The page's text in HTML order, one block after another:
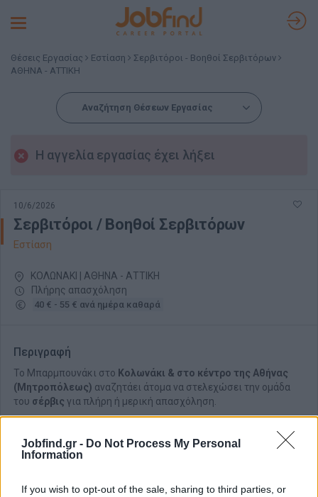
Jobfind.gr - Do Not Process My Personal
Information
If you wish to opt-out of the sale, sharing to third parties, or
Toggle
Θέσεις Εργασίας Εστίαση
Σερβιτόροι - Βοηθοί Σερβιτόρων
ΑΘΗΝΑ - ΑΤΤΙΚΗ
Αναζήτηση Θέσεων Εργασίας
Η αγγελία εργασίας έχει λήξει
10/6/2026
Σερβιτόροι / Βοηθοί Σερβιτόρων
Εστίαση
ΚΟΛΩΝΑΚΙ | ΑΘΗΝΑ - ΑΤΤΙΚΗ
Πλήρης απασχόληση
40 € - 55 € ανά ημέρα καθαρά
Περιγραφή
Το Μπαρμπουνάκι στο Κολωνάκι & στο κέντρο της Αθήνας
(Μητροπόλεως) αναζητάει άτομα να στελεχώσει την ομάδα
του σέρβις για πλήρη ή μερική απασχόληση.